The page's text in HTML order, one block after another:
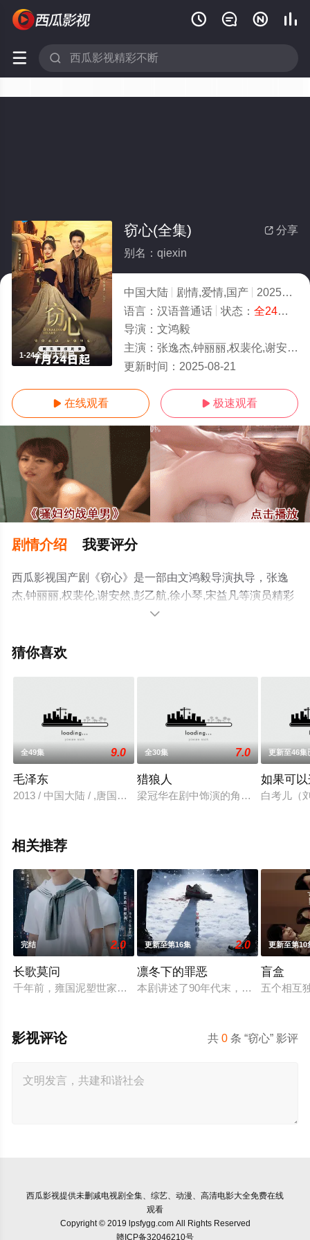
   
 
1-24全集/大结局
 分享
窃心(全集)
别名：qiexin
中国大陆 剧情,爱情,国产 2025
5.0
语言： 汉语普通话 状态： 全24集
导演： 文鸿毅
主演： 张逸杰,钟丽丽,权裴伦,谢安然,彭乙航,徐小琴,宋益凡
更新时间： 2025-08-21
 在线观看  极速观看
剧情介绍 我要评分
西瓜影视国产剧《窃心》是一部由文鸿毅导演执导，张逸
杰,钟丽丽,权裴伦,谢安然,彭乙航,徐小琴,宋益凡等演员精彩
演绎的中国大陆电视剧，大结局剧情已揭晓（1-24全
瓜影院，更多相关信息可移步至豆瓣电视剧、电视猫或剧

猜你喜欢
全49集 9.0
毛泽东
2013 / 中国大陆 / ,唐国强,侯京健,刘聪,马晓伟,刘劲,郭连文,王伍
全30集 7.0
猎狼人
梁冠华在剧中饰演的角色是抗战时期
更新至46集
如果可
白考儿（
相关推荐
完结 2.0
长歌莫问
千年前，雍国泥塑世家楚门因进贡的“十二生肖”离奇流血炸裂
更新至第16集 2.0
凛冬下的罪恶
本剧讲述了90年代末，怒河市刑侦支
更新至第10
盲盒
五个相互
共0 条 “窃心” 影评
影视评论
西瓜影视提供未删减电视剧全集、综艺、动漫、高清电影大全免费在线
观看
Copyright © 2019 lpsfygg.com All Rights Reserved
赣ICP备32046210号